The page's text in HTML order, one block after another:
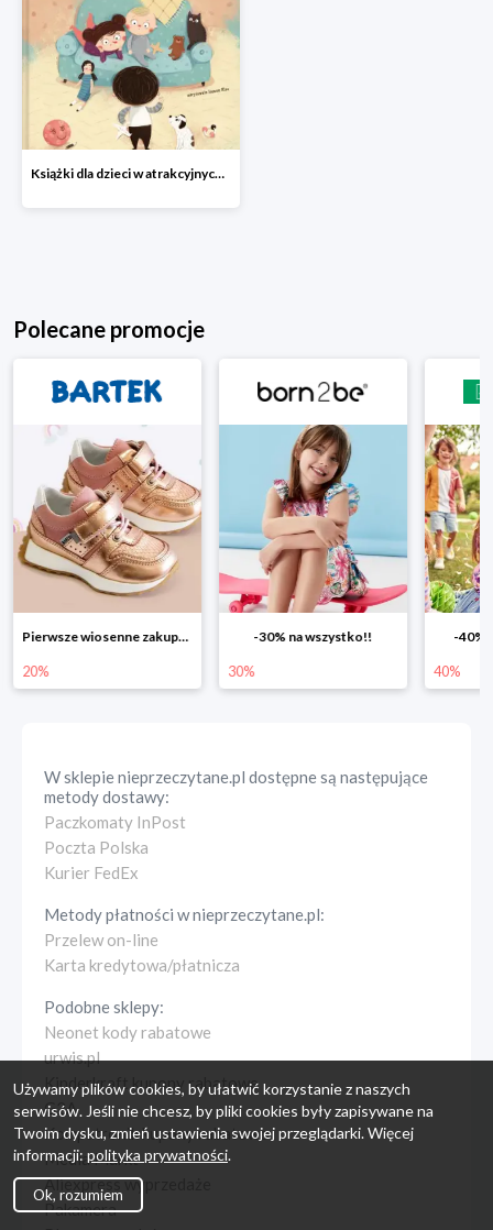
Książki dla dzieci w atrakcyjnych cenach
Polecane promocje
-30% na wszystko!!
30%
-40% na drugą sztukę
40% 25%
W sklepienieprzeczytane.pl dostępne są następujące
metody dostawy:
Paczkomaty InPost
Poczta Polska
Kurier FedEx
Metody płatności wnieprzeczytane.pl:
Przelew on-line
Karta kredytowa/płatnicza
Podobne sklepy:
Neonet kody rabatowe
urwis.pl
Kinderkraft kupony rabatowe
G2A
Komputronik kupony rabatowe
Media Markt
Aliexpress wyprzedaże
Pakamera
Używamy plików cookies, by ułatwić korzystanie z naszych
serwisów. Jeśli nie chcesz, by pliki cookies były zapisywane na
Twoim dysku, zmień ustawienia swojej przeglądarki. Więcej
informacji: polityka prywatności.
Ok, rozumiem